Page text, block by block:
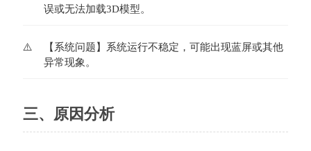
误或无法加载3D模型。
【系统问题】系统运行不稳定，可能出现蓝屏或其他
异常现象。
三、原因分析